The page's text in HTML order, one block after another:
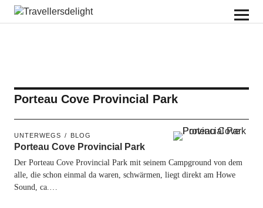
Travellersdelight
Porteau Cove Provincial Park
UNTERWEGS BLOG
Porteau Cove Provincial Park
Der Porteau Cove Provincial Park mit seinem Campground von dem
alle, die schon einmal da waren, schwärmen, liegt direkt am Howe
Sound, ca.…